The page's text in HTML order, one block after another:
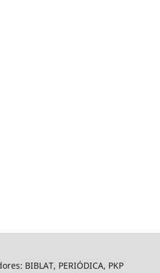
BIBLAT, PERIÓDICA, PKP